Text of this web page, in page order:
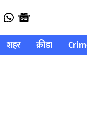
शहर क्रीडा